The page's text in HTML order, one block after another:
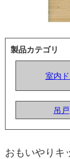
製品カテゴリ
室内
吊戸
おもいやり